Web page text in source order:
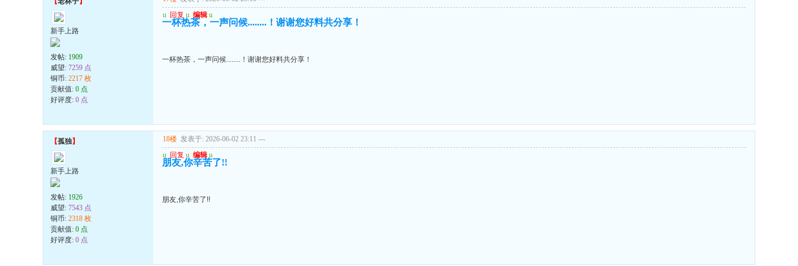
新手上路
发帖: 1909
威望: 7259 点
铜币: 2217 枚
贡献值: 0 点
好评度: 0 点
u 回复 u 编辑 u
一杯热茶，一声问候........！谢谢您好料共分享！
一杯热茶，一声问候........！谢谢您好料共分享！
【孤独】
新手上路
发帖: 1926
威望: 7543 点
铜币: 2318 枚
贡献值: 0 点
好评度: 0 点
18楼 发表于: 2026-06-02 23:11 ---
u 回复 u 编辑 u
朋友,你辛苦了!!
朋友,你辛苦了!!